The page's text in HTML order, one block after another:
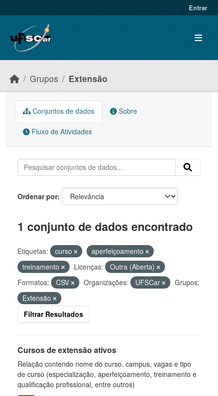
Entrar
Grupos Extensão
Conjuntos de dados Sobre
Fluxo de Atividades
Ordenar por
1 conjunto de dados encontrado
Etiquetas: curso
aperfeiçoamento
treinamento
Licenças:
Outra (Aberta)
Formatos:
CSV Organizações: UFSCar
Grupos:
Extensão
Filtrar Resultados
Cursos de extensão ativos
Relação contendo nome do curso, campus, vagas e tipo
de curso (especialização, aperfeiçoamento, treinamento e
qualificação profissional, entre outros)